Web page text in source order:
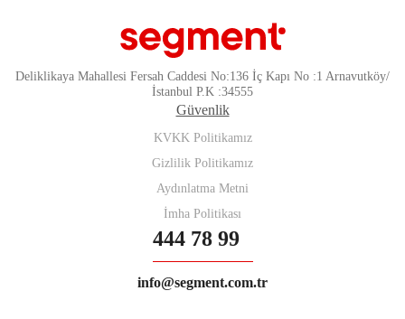
Deliklikaya Mahallesi Fersah Caddesi No:136 İç Kapı No :1 Arnavutköy/
İstanbul P.K :34555
Güvenlik
KVKK Politikamız
Gizlilik Politikamız
Aydınlatma Metni
İmha Politikası
444 78 99
info@segment.com.tr